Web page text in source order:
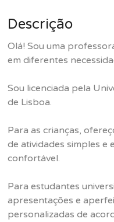
Descrição
Olá! Sou uma
em diferentes
Sou licenciada pela
de Lisboa.
Para as crianças,
de atividades simples e
confortável.
Para estudantes
apresentações e
personalizadas de